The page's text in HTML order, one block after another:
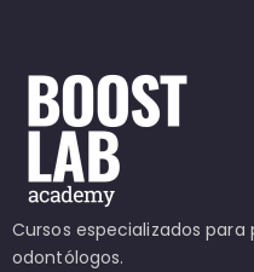
Cursos especializados
odontólogos.